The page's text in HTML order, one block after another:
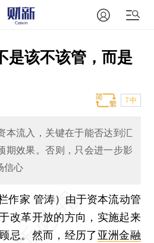
是该不该管，而是
T中
本流入，关键在于能否达到汇
期效果。否则，只会进一步影
信心
作家 管涛） 由于资本流动管
改革开放的方向，实施起来
忌。然而，经历了亚洲金融